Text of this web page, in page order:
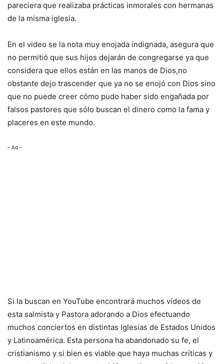
pareciera que realizaba prácticas inmorales con hermanas
de la misma iglesia.
En el video se la nota muy enojada indignada, asegura que
no permitió que sus hijos dejarán de congregarse ya que
considera que ellos están en las manos de Dios,no
obstante dejo trascender que ya no se enojó con Dios sino
que no puede creer cómo pudo haber sido engañada por
falsos pastores que sólo buscan el dinero como la fama y
placeres en este mundo.
– Ad –
Si la buscan en YouTube encontrará muchos vídeos de
esta salmista y Pastora adorando a Dios efectuando
muchos conciertos en distintas Iglesias de Estados Unidos
y Latinoamérica. Esta persona ha abandonado su fe, el
cristianismo y si bien es viable que haya muchas críticas y